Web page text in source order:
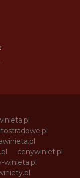
cenywiniet.pl
winieta.pl